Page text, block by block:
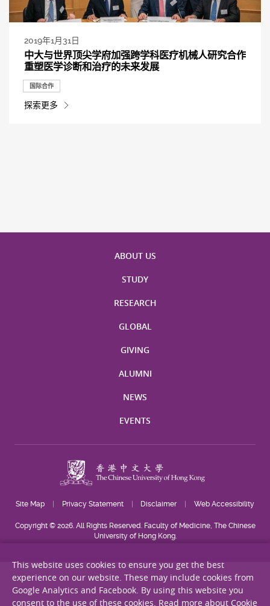
2019年1月31日
中大与世界顶尖学府加强跨学科医疗机械人研究合作
重塑医学诊断和治疗的未来发展
国际合作
探索更多
ABOUT US
STUDY
RESEARCH
GLOBAL
GIVING
ALUMNI
NEWS
EVENTS
Site Map Privacy Statement Disclaimer Web Accessibility
Copyright © 2026. All Rights Reserved. Faculty of Medicine, The Chinese
University of Hong Kong.
This website uses cookies to ensure you get the best
experience on our website. These may include cookies from
Google Analytics and Facebook. By using this website you
consent to the use of these cookies. Read more about Cookie